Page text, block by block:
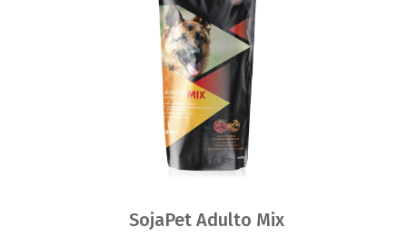
SojaPet Adulto Mix